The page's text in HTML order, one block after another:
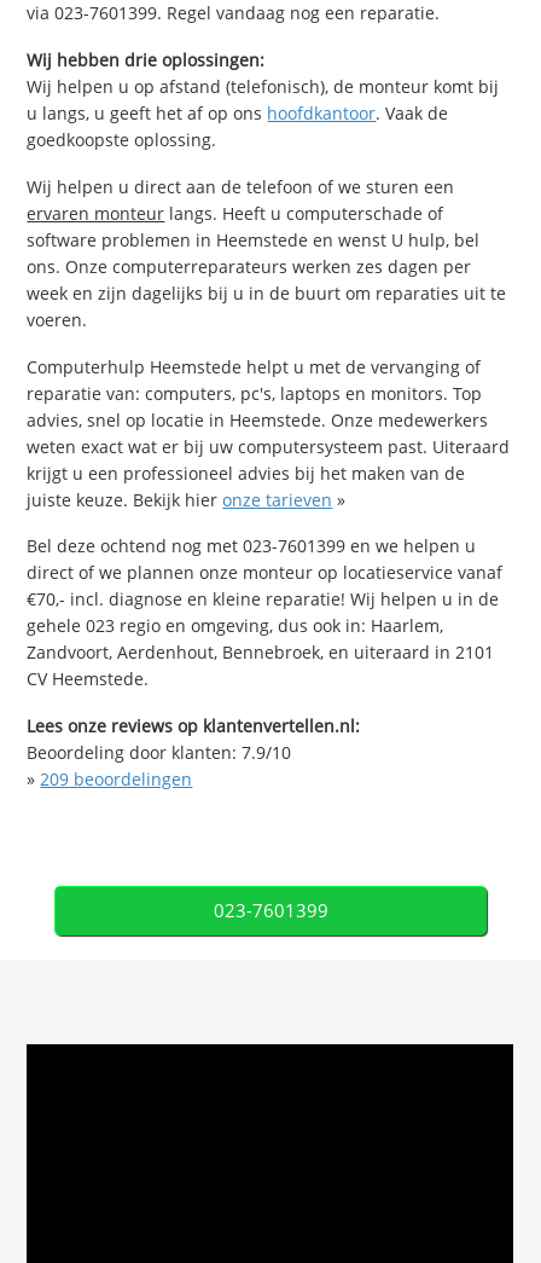
via 023-7601399. Regel vandaag nog een reparatie.
Wij hebben drie oplossingen:
Wij helpen u op afstand (telefonisch), de monteur komt bij
u langs, u geeft het af op ons hoofdkantoor. Vaak de
goedkoopste oplossing.
Wij helpen u direct aan de telefoon of we sturen een
ervaren monteur langs. Heeft u computerschade of
software problemen in Heemstede en wenst U hulp, bel
ons. Onze computerreparateurs werken zes dagen per
week en zijn dagelijks bij u in de buurt om reparaties uit te
voeren.
Computerhulp Heemstede helpt u met de vervanging of
reparatie van: computers, pc's, laptops en monitors. Top
advies, snel op locatie in Heemstede. Onze medewerkers
weten exact wat er bij uw computersysteem past. Uiteraard
krijgt u een professioneel advies bij het maken van de
juiste keuze. Bekijk hieronze tarieven »
Bel deze ochtend nog met 023-7601399 en we helpen u
direct of we plannen onze monteur op locatieservice vanaf
€70,- incl. diagnose en kleine reparatie! Wij helpen u in de
gehele 023 regio en omgeving, dus ook in: Haarlem,
Zandvoort, Aerdenhout, Bennebroek, en uiteraard in 2101
CV Heemstede.
Lees onze reviews op klantenvertellen.nl:
Beoordeling door klanten:7.9/10
»209 beoordelingen
023-7601399